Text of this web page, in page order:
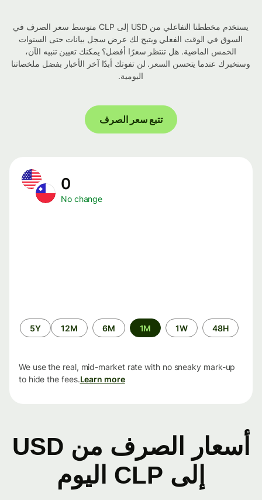
يستخدم مخططنا التفاعلي من USD إلى CLP متوسط ​​سعر الصرف في
السوق في الوقت الفعلي ويتيح لك عرض سجل بيانات حتى السنوات
الخمس الماضية. هل تنتظر سعرًا أفضل؟ يمكنك تعيين تنبيه الآن،
وسنخبرك عندما يتحسن السعر. لن تفوتك أبدًا آخر الأخبار بفضل ملخصاتنا
اليومية.
تتبع سعر الصرف
No change
الفترة
الزمنية
48H
1W
1M
6M
12M
5Y
We use the real, mid-market rate with no sneaky mark-up
to hide the fees.Learn more
أسعار الصرف من USD
إلى CLP اليوم